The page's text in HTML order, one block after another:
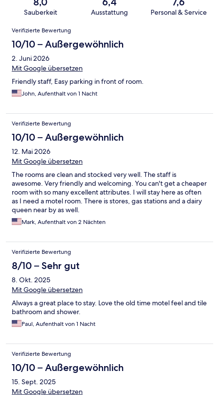
Sauberkeit Ausstattung Personal & Service
Bewertungen
Verifizierte Bewertung
10/10 – Außergewöhnlich
2. Juni 2026
Mit Google übersetzen
Friendly staff, Easy parking in front of room.
John, Aufenthalt von 1 Nacht
Verifizierte Bewertung
10/10 – Außergewöhnlich
12. Mai 2026
Mit Google übersetzen
The rooms are clean and stocked very well. The staff is
awesome. Very friendly and welcoming. You can't get a cheaper
room with so many excellent attributes. I will stay here as often
as I need a motel room. There is stores, gas stations and a dairy
queen near by as well.
Mark, Aufenthalt von 2 Nächten
Verifizierte Bewertung
8/10 – Sehr gut
8. Okt. 2025
Mit Google übersetzen
Always a great place to stay. Love the old time motel feel and tile
bathroom and shower.
Paul, Aufenthalt von 1 Nacht
Verifizierte Bewertung
10/10 – Außergewöhnlich
15. Sept. 2025
Mit Google übersetzen